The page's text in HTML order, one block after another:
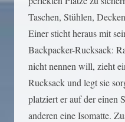
Taschen, Stühlen,
Einer sticht heraus mit
Backpacker-Rucksack:
nicht nennen will, zieht
Rucksack und legt sie
platziert er auf der einen
anderen eine Isomatte.